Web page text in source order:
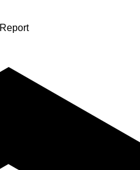
Report